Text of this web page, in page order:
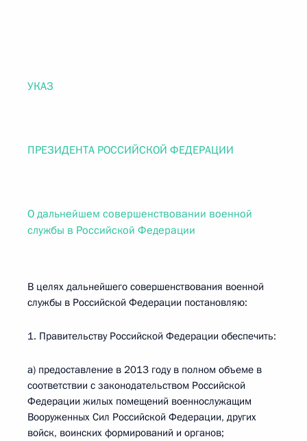
УКАЗ
ПРЕЗИДЕНТА РОССИЙСКОЙ ФЕДЕРАЦИИ
О дальнейшем совершенствовании военной
службы в Российской Федерации
В целях дальнейшего совершенствования военной
службы в Российской Федерации постановляю:
1. Правительству Российской Федерации обеспечить:
а) предоставление в 2013 году в полном объеме в
соответствии с законодательством Российской
Федерации жилых помещений военнослужащим
Вооруженных Сил Российской Федерации, других
войск, воинских формирований и органов;